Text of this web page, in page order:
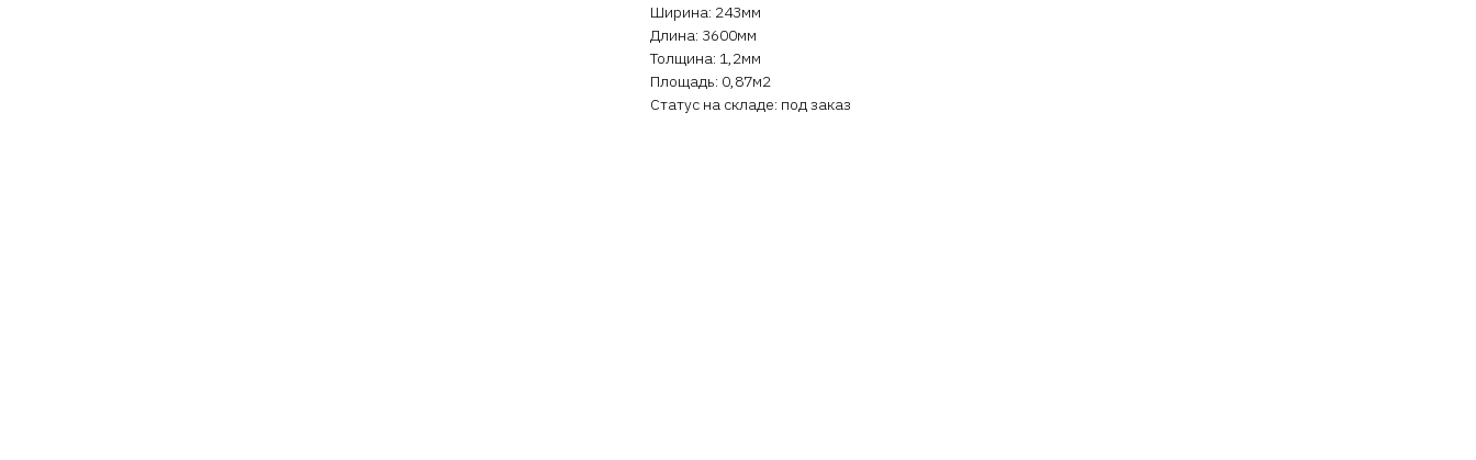
Ширина: 243мм
Длина: 3600мм
Толщина: 1,2мм
Площадь: 0,87м2
Статус на складе: под заказ